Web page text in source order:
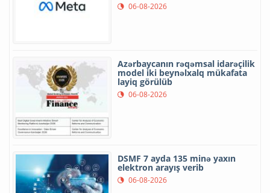
06-08-2026
Azərbaycanın rəqəmsal idarəçilik
model iki beynəlxalq mükafata
layiq görülüb
06-08-2026
DSMF 7 ayda 135 minə yaxın
elektron arayış verib
06-08-2026